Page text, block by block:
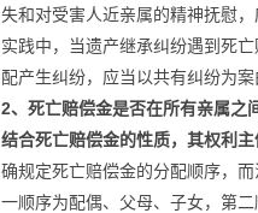
失和对受害人近亲属的精神抚慰，
实践中，当遗产继承纠纷遇到死
配产生纠纷，应当以共有纠纷为案
2、死亡赔偿金是否在所有亲属之
结合死亡赔偿金的性质，其权利
确规定死亡赔偿金的分配顺序，
一顺序为配偶、父母、子女，第